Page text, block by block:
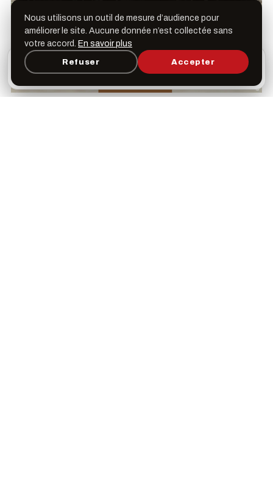
L’appli Léspas
Programme, favoris & rappels sur votre écran
×
Nous utilisons un outil de mesure d’audience pour
améliorer le site. Aucune donnée n’est collectée sans
votre accord. En savoir plus
Refuser Accepter